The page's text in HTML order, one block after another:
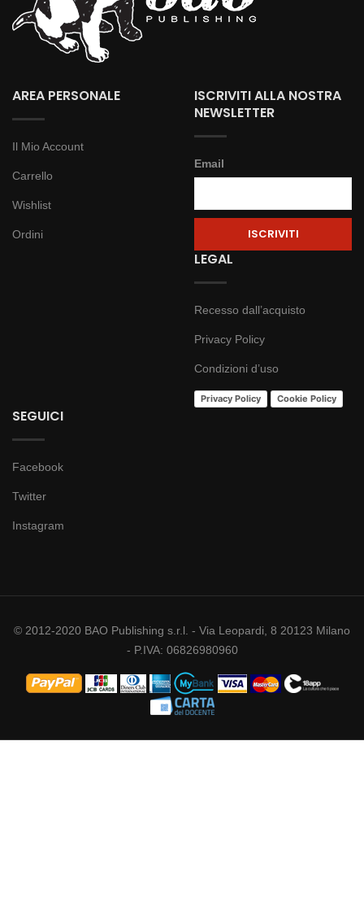
AREA PERSONALE
Il Mio Account
Carrello
Wishlist
Ordini
ISCRIVITI ALLA NOSTRA
NEWSLETTER
Email
LEGAL
Recesso dall’acquisto
Privacy Policy
Condizioni d’uso
Privacy Policy Cookie Policy
SEGUICI
Facebook
Twitter
Instagram
© 2012-2020 BAO Publishing s.r.l. - Via Leopardi, 8 20123 Milano
- P.IVA: 06826980960